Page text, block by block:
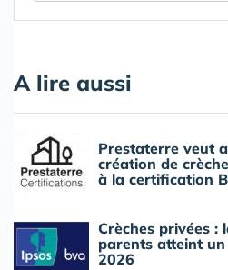
A lire aussi
Prestaterre veut
création de
à la certification
Crèches privées :
parents atteint
2026